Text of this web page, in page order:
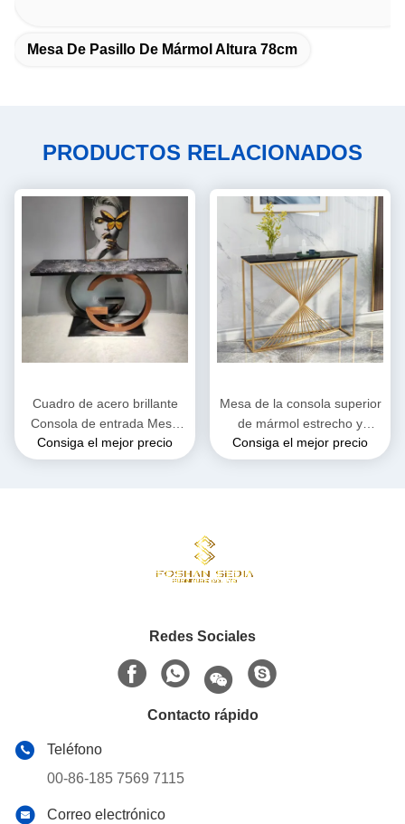
Mesa De Pasillo De Mármol Altura 78cm
PRODUCTOS RELACIONADOS
Cuadro de acero brillante
Consola de entrada Mesa
rectangular Alturas 78cm
Consiga el mejor precio
Mesa de la consola superior
de mármol estrecho y
brillante ancho 45 cm
Consiga el mejor precio
Redes Sociales
Contacto rápido
Teléfono
00-86-185 7569 7115
Correo electrónico